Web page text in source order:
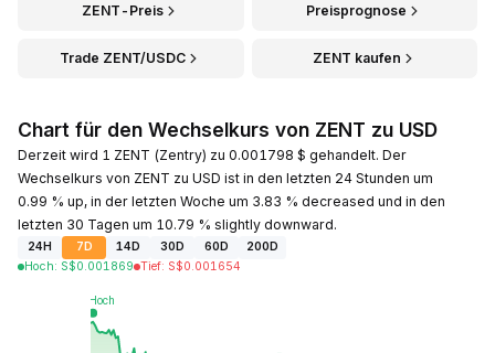
ZENT-Preis Preisprognose
Trade ZENT/USDC ZENT kaufen
Chart für den Wechselkurs von ZENT zu USD
Derzeit wird 1 ZENT (Zentry) zu 0.001798 $ gehandelt. Der
Wechselkurs von ZENT zu USD ist in den letzten 24 Stunden um
0.99 % up, in der letzten Woche um 3.83 % decreased und in den
letzten 30 Tagen um 10.79 % slightly downward.
24H 7D 14D 30D 60D
200D
Hoch: S$0.001869 Tief: S$0.001654